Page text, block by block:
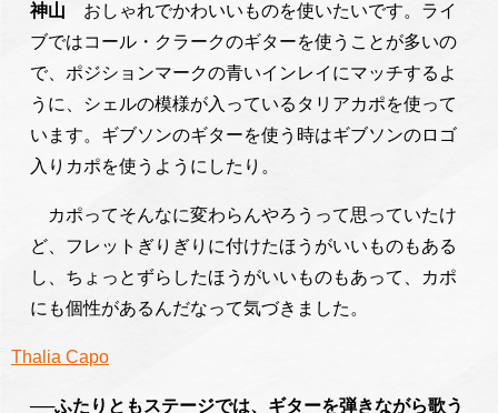
神山 おしゃれでかわいいものを使いたいです。ライ
ブではコール・クラークのギターを使うことが多いの
で、ポジションマークの青いインレイにマッチするよ
うに、シェルの模様が入っているタリアカポを使って
います。ギブソンのギターを使う時はギブソンのロゴ
入りカポを使うようにしたり。
カポってそんなに変わらんやろうって思っていたけ
ど、フレットぎりぎりに付けたほうがいいものもある
し、ちょっとずらしたほうがいいものもあって、カポ
にも個性があるんだなって気づきました。
Thalia Capo
──ふたりともステージでは、ギターを弾きながら歌う